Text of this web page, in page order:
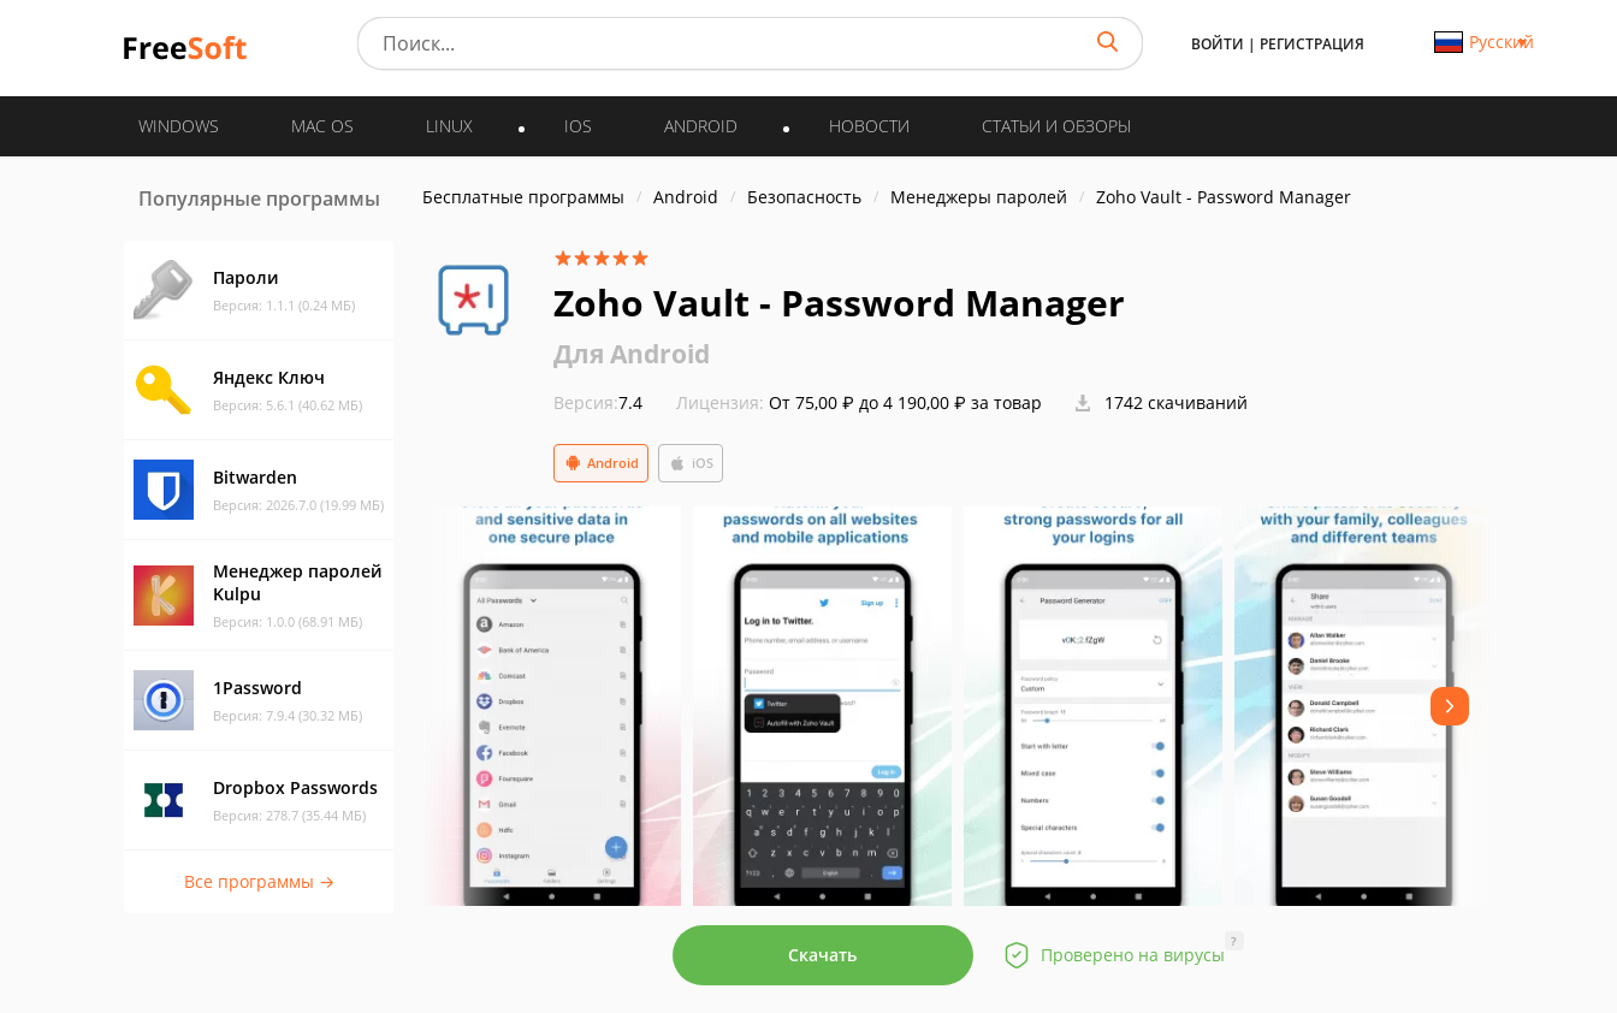
ВОЙТИ | РЕГИСТРАЦИЯ Русский
WINDOWS MAC OS LINUX IOS ANDROID НОВОСТИ СТАТЬИ И ОБЗОРЫ
Популярные программы
Пароли
Версия: 1.1.1 (0.24 МБ)
Яндекс Ключ
Версия: 5.6.1 (40.62 МБ)
Bitwarden
Версия: 2026.7.0 (19.99 МБ)
Менеджер паролей
Kulpu
Версия: 1.0.0 (68.91 МБ)
1Password
Версия: 7.9.4 (30.32 МБ)
Dropbox Passwords
Версия: 278.7 (35.44 МБ)
Все программы →
Бесплатные программы Android Безопасность Менеджеры паролей Zoho Vault - Password Manager
Zoho Vault - Password Manager
Для Android
Версия:7.4 Лицензия: От 75,00 ₽ до 4 190,00 ₽ за товар 1742 скачиваний
Android iOS
Скачать Проверено на вирусы
?